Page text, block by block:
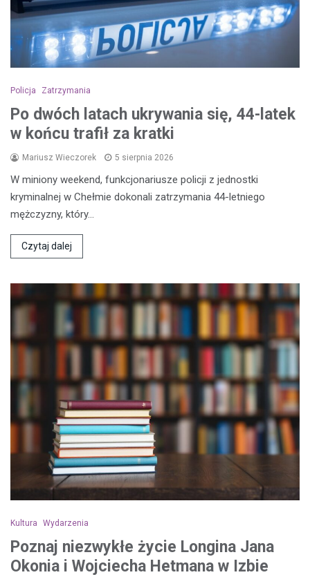
Policja Zatrzymania
Po dwóch latach ukrywania się, 44-latek
w końcu trafił za kratki
Mariusz Wieczorek 5 sierpnia 2026
W miniony weekend, funkcjonariusze policji z jednostki
kryminalnej w Chełmie dokonali zatrzymania 44-letniego
mężczyzny, który…
Czytaj dalej
Kultura Wydarzenia
Poznaj niezwykłe życie Longina Jana
Okonia i Wojciecha Hetmana w Izbie